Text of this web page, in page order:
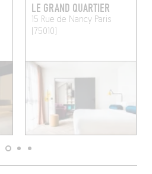
LE GRAND QUARTIER
15 Rue de NancyParis
(75010)